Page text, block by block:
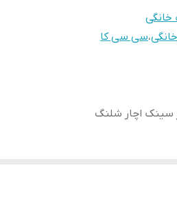
خانگی،سی سی کا
سینک اچار شلنگ